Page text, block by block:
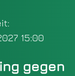
15:00
gegen